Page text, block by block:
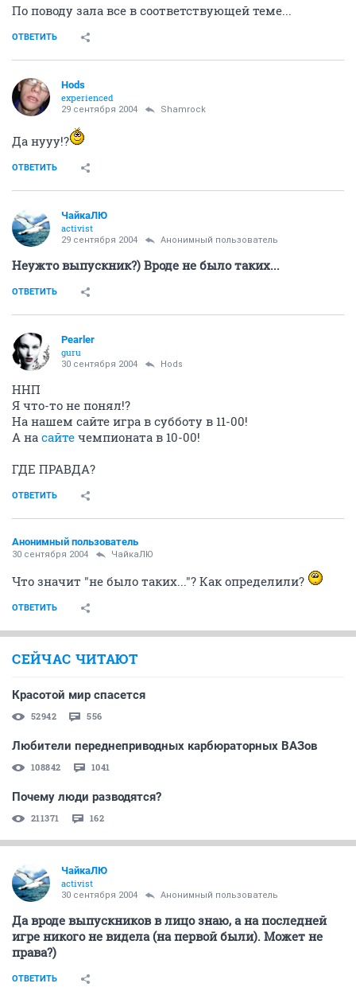
По поводу зала все в соответствующей теме...
ОТВЕТИТЬ
Hods
experienced
29 сентября 2004 Shamrock
Да нууу!?
ОТВЕТИТЬ
ЧайкаЛЮ
activist
29 сентября 2004 Анонимный пользователь
Неужто выпускник?) Вроде не было таких...
ОТВЕТИТЬ
Pearler
guru
30 сентября 2004 Hods
ННП
Я что-то не понял!?
На нашем сайте игра в субботу в 11-00!
А на сайте чемпионата в 10-00!
ГДЕ ПРАВДА?
ОТВЕТИТЬ
Анонимный пользователь
30 сентября 2004 ЧайкаЛЮ
Что значит "не было таких..."? Как определили?
ОТВЕТИТЬ
СЕЙЧАС ЧИТАЮТ
Красотой мир спасется
52942 556
Любители переднеприводных карбюраторных ВАЗов
108842 1041
Почему люди разводятся?
211371 162
ЧайкаЛЮ
activist
30 сентября 2004 Анонимный пользователь
Да вроде выпускников в лицо знаю, а на последней
игре никого не видела (на первой были). Может не
права?)
ОТВЕТИТЬ